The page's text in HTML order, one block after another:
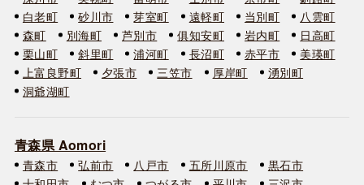
白老町
砂川市 芽室町 遠軽町 当別町
八雲町
森町
別海町 芦別市 俱知安町 岩内町
日高町
栗山町
斜里町 浦河町 長沼町 赤平市
美瑛町
上富良野町
夕張市 三笠市 厚岸町
湧別町
洞爺湖町
青森県 Aomori
青森市 弘前市 八戸市 五所川原市
黒石市